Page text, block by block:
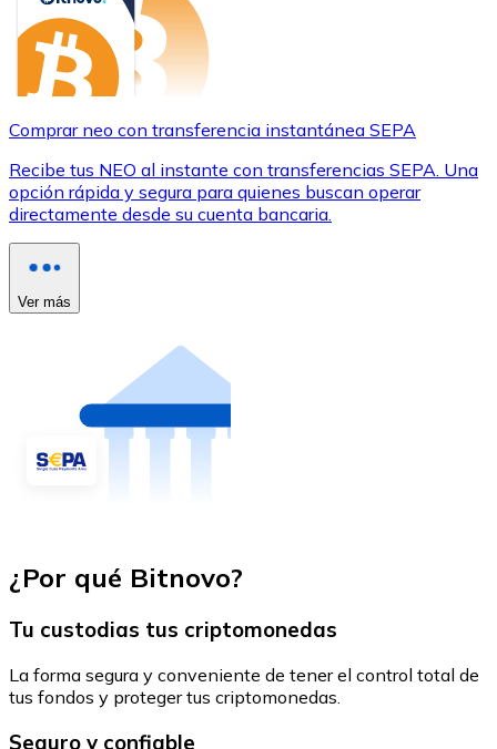
Comprar neo con transferencia instantánea SEPA
Recibe tus NEO al instante con transferencias SEPA. Una
opción rápida y segura para quienes buscan operar
directamente desde su cuenta bancaria.
Ver más
¿Por qué Bitnovo?
Tu custodias tus criptomonedas
La forma segura y conveniente de tener el control total de
tus fondos y proteger tus criptomonedas.
Seguro y confiable